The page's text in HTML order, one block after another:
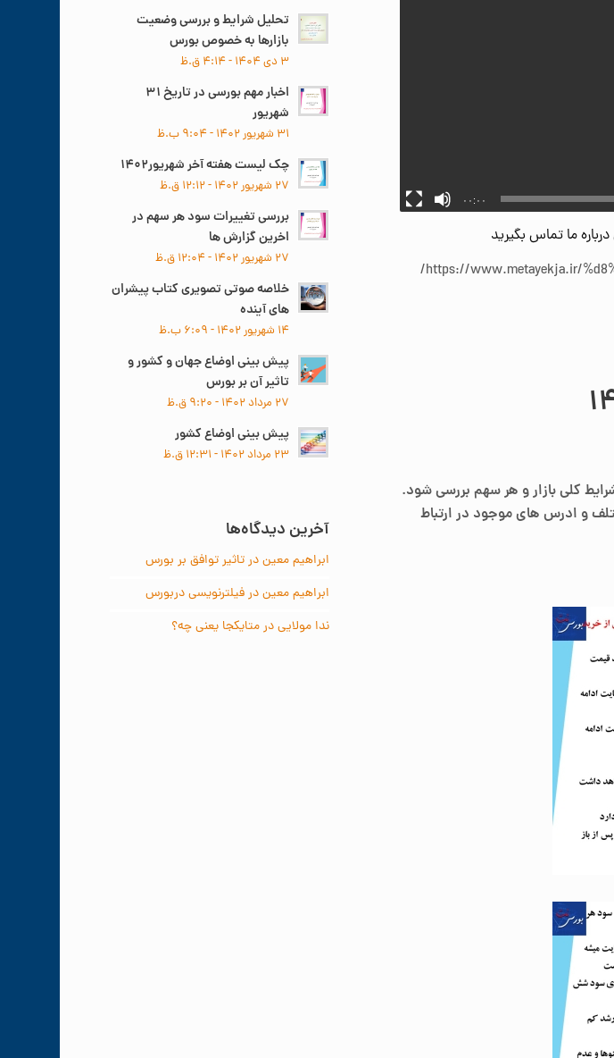
۰۰:۰۰
ما تماس بگیرید
https://www.metayekja.ir/
کلی بازار و هر سهم بررسی شود.
و ادرس های موجود در ارتباط
تحلیل شرایط و بررسی وضعیت
بازارها به خصوص بورس
۳ دی ۱۴۰۴ - ۴:۱۴ ق.ظ
اخبار مهم بورسی در تاریخ ۳۱
شهریور
۳۱ شهریور ۱۴۰۲ - ۹:۰۴ ب.ظ
چک لیست هفته آخر شهریور۱۴۰۲
۲۷ شهریور ۱۴۰۲ - ۱۲:۱۲ ق.ظ
بررسی تغییرات سود هر سهم در
اخرین گزارش ها
۲۷ شهریور ۱۴۰۲ - ۱۲:۰۴ ق.ظ
خلاصه صوتی تصویری کتاب پیشران
های آینده
۱۴ شهریور ۱۴۰۲ - ۶:۰۹ ب.ظ
پیش بینی اوضاع جهان و کشور و
تاثیر آن بر بورس
۲۷ مرداد ۱۴۰۲ - ۹:۲۰ ق.ظ
پیش بینی اوضاع کشور
۲۳ مرداد ۱۴۰۲ - ۱۲:۳۱ ق.ظ
آخرین دیدگاه‌ها
ابراهیم معیندرتاثیر توافق بر بورس
ابراهیم معیندرفیلترنویسی دربورس
ندا مولاییدرمتایکجا یعنی چه؟